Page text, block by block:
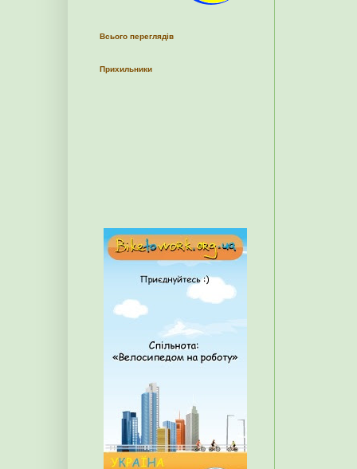
Всього переглядів
Прихильники